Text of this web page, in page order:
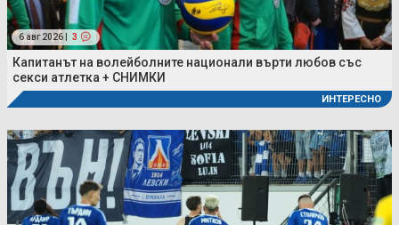
6 авг 2026 | 3
Капитанът на волейболните национали върти любов със
секси атлетка + СНИМКИ
ИНТЕРЕСНО